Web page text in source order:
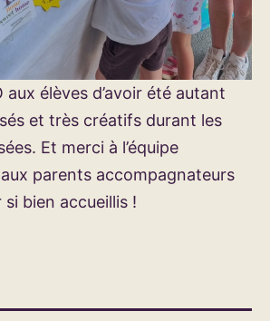
aux élèves d’avoir été autant
et très créatifs durant les
Et merci à l’équipe
parents accompagnateurs
bien accueillis !